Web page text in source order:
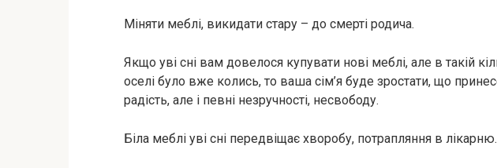
Міняти меблі, викидати стару – до смерті родича.
Якщо уві сні вам довелося купувати нові меблі, але в такій
оселі було вже колись, то ваша сім’я буде зростати, що
радість, але і певні незручності, несвободу.
Біла меблі уві сні передвіщає хворобу, потрапляння в лікарню.